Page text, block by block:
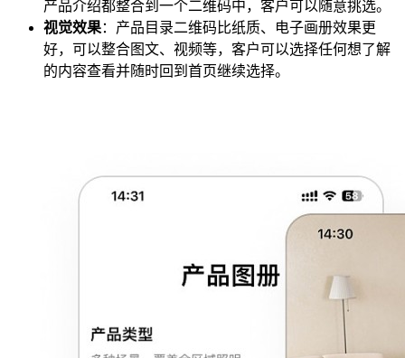
产品介绍都整合到一个二维码中，客户可以随意挑选。
视觉效果：产品目录二维码比纸质、电子画册效果更
好，可以整合图文、视频等，客户可以选择任何想了解
的内容查看并随时回到首页继续选择。